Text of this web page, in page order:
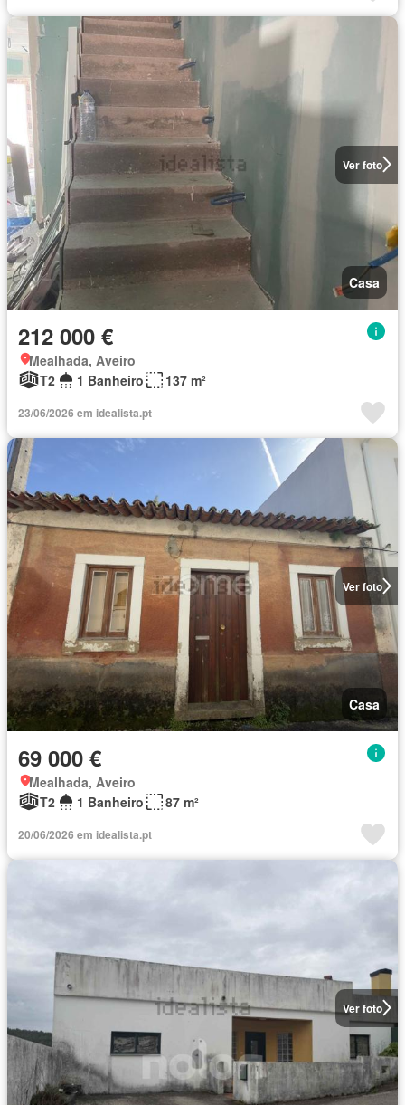
Ver foto
Casa
212 000 €
Mealhada, Aveiro
T2
1 Banheiro 137 m²
23/06/2026 em idealista.pt
Ver foto
Casa
69 000 €
Mealhada, Aveiro
T2
1 Banheiro 87 m²
20/06/2026 em idealista.pt
Ver foto